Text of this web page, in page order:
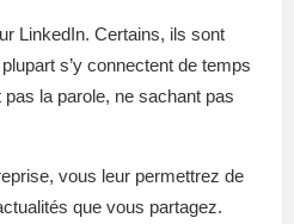
LinkedIn. Certains, ils sont
s’y connectent de temps
la parole, ne sachant pas
vous leur permettrez de
que vous partagez.